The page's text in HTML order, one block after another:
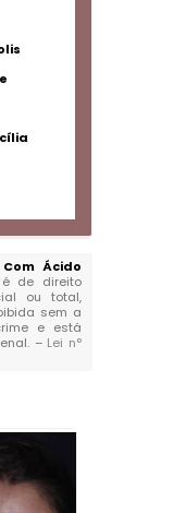
Ácido
de direito
ou total,
sem a
e está
– Lei n°